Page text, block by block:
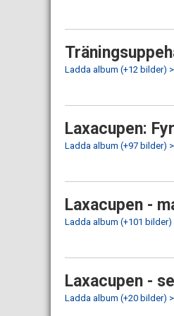
Ladda album (+12 bilder)
Laxacupen:
Ladda album (+97 bilder)
Laxacupen -
Ladda album (+101 bilder)
Laxacupen -
Ladda album (+20 bilder)